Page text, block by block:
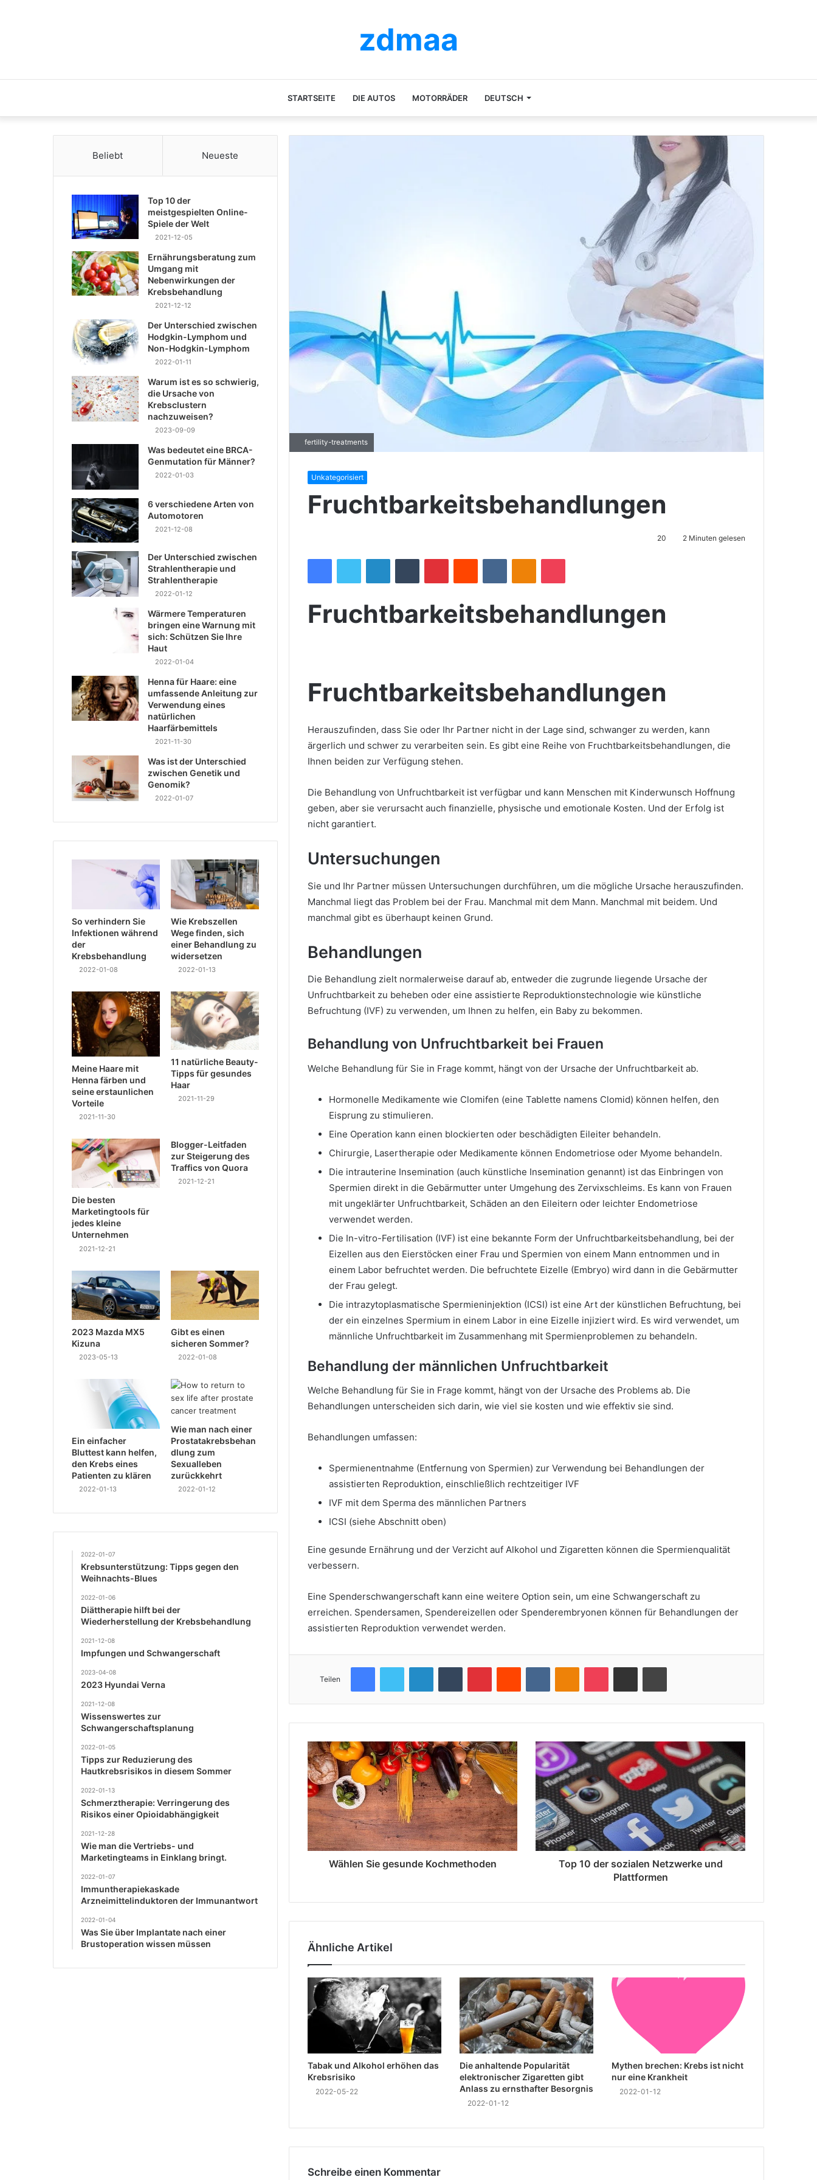
zdmaa
STARTSEITE DIE AUTOS MOTORRÄDER DEUTSCH
fertility-treatments
Unkategorisiert
Fruchtbarkeitsbehandlungen
20 2 Minuten gelesen
Fruchtbarkeitsbehandlungen
Fruchtbarkeitsbehandlungen
Herauszufinden, dass Sie oder Ihr Partner nicht in der Lage sind, schwanger zu werden, kann
ärgerlich und schwer zu verarbeiten sein. Es gibt eine Reihe von Fruchtbarkeitsbehandlungen, die
Ihnen beiden zur Verfügung stehen.
Die Behandlung von Unfruchtbarkeit ist verfügbar und kann Menschen mit Kinderwunsch Hoffnung
geben, aber sie verursacht auch finanzielle, physische und emotionale Kosten. Und der Erfolg ist
nicht garantiert.
Untersuchungen
Sie und Ihr Partner müssen Untersuchungen durchführen, um die mögliche Ursache herauszufinden.
Manchmal liegt das Problem bei der Frau. Manchmal mit dem Mann. Manchmal mit beidem. Und
manchmal gibt es überhaupt keinen Grund.
Behandlungen
Die Behandlung zielt normalerweise darauf ab, entweder die zugrunde liegende Ursache der
Unfruchtbarkeit zu beheben oder eine assistierte Reproduktionstechnologie wie künstliche
Befruchtung (IVF) zu verwenden, um Ihnen zu helfen, ein Baby zu bekommen.
Behandlung von Unfruchtbarkeit bei Frauen
Welche Behandlung für Sie in Frage kommt, hängt von der Ursache der Unfruchtbarkeit ab.
Hormonelle Medikamente wie Clomifen (eine Tablette namens Clomid) können helfen, den
Eisprung zu stimulieren.
Eine Operation kann einen blockierten oder beschädigten Eileiter behandeln.
Chirurgie, Lasertherapie oder Medikamente können Endometriose oder Myome behandeln.
Die intrauterine Insemination (auch künstliche Insemination genannt) ist das Einbringen von
Spermien direkt in die Gebärmutter unter Umgehung des Zervixschleims. Es kann von Frauen
mit ungeklärter Unfruchtbarkeit, Schäden an den Eileitern oder leichter Endometriose
verwendet werden.
Die In-vitro-Fertilisation (IVF) ist eine bekannte Form der Unfruchtbarkeitsbehandlung, bei der
Eizellen aus den Eierstöcken einer Frau und Spermien von einem Mann entnommen und in
einem Labor befruchtet werden. Die befruchtete Eizelle (Embryo) wird dann in die Gebärmutter
der Frau gelegt.
Die intrazytoplasmatische Spermieninjektion (ICSI) ist eine Art der künstlichen Befruchtung, bei
der ein einzelnes Spermium in einem Labor in eine Eizelle injiziert wird. Es wird verwendet, um
männliche Unfruchtbarkeit im Zusammenhang mit Spermienproblemen zu behandeln.
Behandlung der männlichen Unfruchtbarkeit
Welche Behandlung für Sie in Frage kommt, hängt von der Ursache des Problems ab. Die
Behandlungen unterscheiden sich darin, wie viel sie kosten und wie effektiv sie sind.
Behandlungen umfassen:
Spermienentnahme (Entfernung von Spermien) zur Verwendung bei Behandlungen der
assistierten Reproduktion, einschließlich rechtzeitiger IVF
IVF mit dem Sperma des männlichen Partners
ICSI (siehe Abschnitt oben)
Eine gesunde Ernährung und der Verzicht auf Alkohol und Zigaretten können die Spermienqualität
verbessern.
Eine Spenderschwangerschaft kann eine weitere Option sein, um eine Schwangerschaft zu
erreichen. Spendersamen, Spendereizellen oder Spenderembryonen können für Behandlungen der
assistierten Reproduktion verwendet werden.
Teilen
Wählen Sie gesunde Kochmethoden
Top 10 der sozialen Netzwerke und
Plattformen
Ähnliche Artikel
Tabak und Alkohol erhöhen das
Krebsrisiko
2022-05-22
Die anhaltende Popularität
elektronischer Zigaretten gibt
Anlass zu ernsthafter Besorgnis
2022-01-12
Mythen brechen: Krebs ist nicht
nur eine Krankheit
2022-01-12
Schreibe einen Kommentar
Beliebt Neueste
Top 10 der
meistgespielten Online-
Spiele der Welt
2021-12-05
Ernährungsberatung zum
Umgang mit
Nebenwirkungen der
Krebsbehandlung
2021-12-12
Der Unterschied zwischen
Hodgkin-Lymphom und
Non-Hodgkin-Lymphom
2022-01-11
Warum ist es so schwierig,
die Ursache von
Krebsclustern
nachzuweisen?
2023-09-09
Was bedeutet eine BRCA-
Genmutation für Männer?
2022-01-03
6 verschiedene Arten von
Automotoren
2021-12-08
Der Unterschied zwischen
Strahlentherapie und
Strahlentherapie
2022-01-12
Wärmere Temperaturen
bringen eine Warnung mit
sich: Schützen Sie Ihre
Haut
2022-01-04
Henna für Haare: eine
umfassende Anleitung zur
Verwendung eines
natürlichen
Haarfärbemittels
2021-11-30
Was ist der Unterschied
zwischen Genetik und
Genomik?
2022-01-07
So verhindern Sie
Infektionen während
der
Krebsbehandlung
2022-01-08
Wie Krebszellen
Wege finden, sich
einer Behandlung zu
widersetzen
2022-01-13
Meine Haare mit
Henna färben und
seine erstaunlichen
Vorteile
2021-11-30
11 natürliche Beauty-
Tipps für gesundes
Haar
2021-11-29
Die besten
Marketingtools für
jedes kleine
Unternehmen
2021-12-21
Blogger-Leitfaden
zur Steigerung des
Traffics von Quora
2021-12-21
2023 Mazda MX5
Kizuna
2023-05-13
Gibt es einen
sicheren Sommer?
2022-01-08
Ein einfacher
Bluttest kann helfen,
den Krebs eines
Patienten zu klären
2022-01-13
Wie man nach einer
Prostatakrebsbehan
dlung zum
Sexualleben
zurückkehrt
2022-01-12
2022-01-07
Krebsunterstützung: Tipps gegen den
Weihnachts-Blues
2022-01-06
Diättherapie hilft bei der
Wiederherstellung der Krebsbehandlung
2021-12-08
Impfungen und Schwangerschaft
2023-04-08
2023 Hyundai Verna
2021-12-08
Wissenswertes zur
Schwangerschaftsplanung
2022-01-05
Tipps zur Reduzierung des
Hautkrebsrisikos in diesem Sommer
2022-01-13
Schmerztherapie: Verringerung des
Risikos einer Opioidabhängigkeit
2021-12-28
Wie man die Vertriebs- und
Marketingteams in Einklang bringt.
2022-01-07
Immuntherapiekaskade
Arzneimittelinduktoren der Immunantwort
2022-01-04
Was Sie über Implantate nach einer
Brustoperation wissen müssen